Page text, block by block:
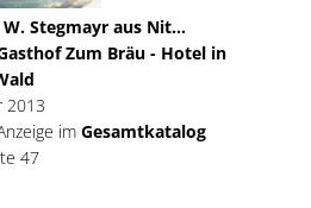
Stegmayr aus Nit...
Zum Bräu - Hotel in
2013
im Gesamtkatalog
47